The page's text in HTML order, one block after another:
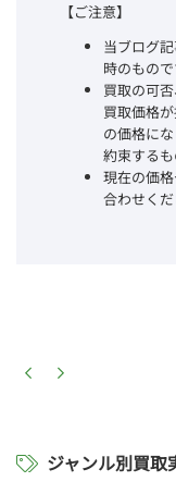
【ご注意】
当ブログ
時のもので
買取の可
買取価格
の価格に
約束するも
現在の価
合わせくだ
ジャンル別買取